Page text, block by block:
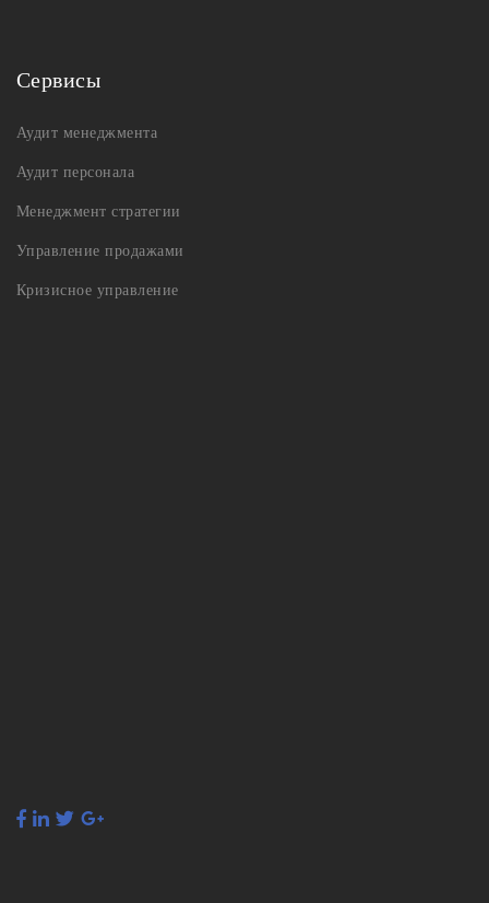
Сервисы
Аудит менеджмента
Аудит персонала
Менеджмент стратегии
Управление продажами
Кризисное управление